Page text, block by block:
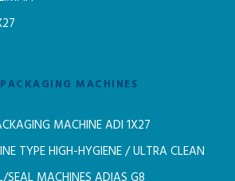
MACHINES
MACHINE ADI 1X27
TYPE HIGH-HYGIENE / ULTRA CLEAN